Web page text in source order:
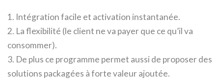
1. Intégration facile et activation instantanée.
2. La flexibilité (le client ne va payer que ce qu’il va
consommer).
3. De plus ce programme permet aussi de proposer des
solutions packagées à forte valeur ajoutée.